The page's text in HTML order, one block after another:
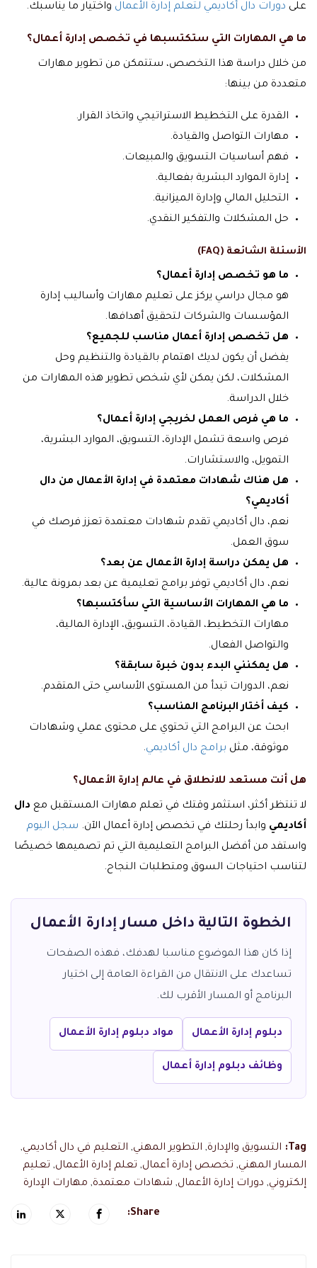
على دورات دال أكاديمي لتعلم إدارة الأعمال واختيار ما يناسبك.
ما هي المهارات التي ستكتسبها في تخصص إدارة أعمال؟
من خلال دراسة هذا التخصص، ستتمكن من تطوير مهارات
متعددة من بينها:
القدرة على التخطيط الاستراتيجي واتخاذ القرار.
مهارات التواصل والقيادة.
فهم أساسيات التسويق والمبيعات.
إدارة الموارد البشرية بفعالية.
التحليل المالي وإدارة الميزانية.
حل المشكلات والتفكير النقدي.
الأسئلة الشائعة (FAQ)
ما هو تخصص إدارة أعمال؟
هو مجال دراسي يركز على تعليم مهارات وأساليب إدارة
المؤسسات والشركات لتحقيق أهدافها.
هل تخصص إدارة أعمال مناسب للجميع؟
يفضل أن يكون لديك اهتمام بالقيادة والتنظيم وحل
المشكلات، لكن يمكن لأي شخص تطوير هذه المهارات من
خلال الدراسة.
ما هي فرص العمل لخريجي إدارة أعمال؟
فرص واسعة تشمل الإدارة، التسويق، الموارد البشرية،
التمويل، والاستشارات.
هل هناك شهادات معتمدة في إدارة الأعمال من دال
أكاديمي؟
نعم، دال أكاديمي تقدم شهادات معتمدة تعزز فرصك في
سوق العمل.
هل يمكن دراسة إدارة الأعمال عن بعد؟
نعم، دال أكاديمي توفر برامج تعليمية عن بعد بمرونة عالية.
ما هي المهارات الأساسية التي سأكتسبها؟
مهارات التخطيط، القيادة، التسويق، الإدارة المالية،
والتواصل الفعال.
هل يمكنني البدء بدون خبرة سابقة؟
نعم، الدورات تبدأ من المستوى الأساسي حتى المتقدم.
كيف أختار البرنامج المناسب؟
ابحث عن البرامج التي تحتوي على محتوى عملي وشهادات
موثوقة، مثل برامج دال أكاديمي.
هل أنت مستعد للانطلاق في عالم إدارة الأعمال؟
لا تنتظر أكثر، استثمر وقتك في تعلم مهارات المستقبل مع دال
أكاديمي وابدأ رحلتك في تخصص إدارة أعمال الآن. سجل اليوم
واستفد من أفضل البرامج التعليمية التي تم تصميمها خصيصًا
لتناسب احتياجات السوق ومتطلبات النجاح.
الخطوة التالية داخل مسار إدارة الأعمال
إذا كان هذا الموضوع مناسبا لهدفك، فهذه الصفحات
تساعدك على الانتقال من القراءة العامة إلى اختيار
البرنامج أو المسار الأقرب لك.
دبلوم إدارة الأعمال مواد دبلوم إدارة الأعمال
وظائف دبلوم إدارة أعمال
Tag: التسويق والإدارة, التطوير المهني, التعليم في دال أكاديمي,
المسار المهني, تخصص إدارة أعمال, تعلم إدارة الأعمال, تعليم
إلكتروني, دورات إدارة الأعمال, شهادات معتمدة, مهارات الإدارة
Share: